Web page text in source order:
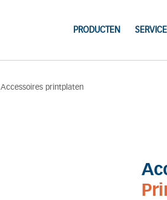
PRODUCTEN SERVICE
Accessoires printplaten